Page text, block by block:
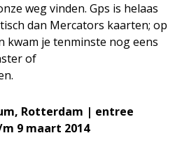
weg vinden. Gps is helaas
dan Mercators kaarten; op
kwam je tenminste nog eens
of
Rotterdam | entree
9 maart 2014